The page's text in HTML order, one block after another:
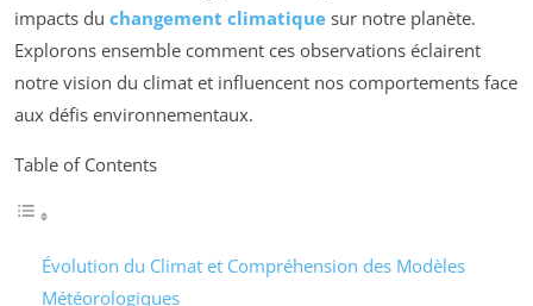
impacts du changement climatique sur notre planète.
Explorons ensemble comment ces observations éclairent
notre vision du climat et influencent nos comportements face
aux défis environnementaux.
Table of Contents
Évolution du Climat et Compréhension des Modèles
Météorologiques